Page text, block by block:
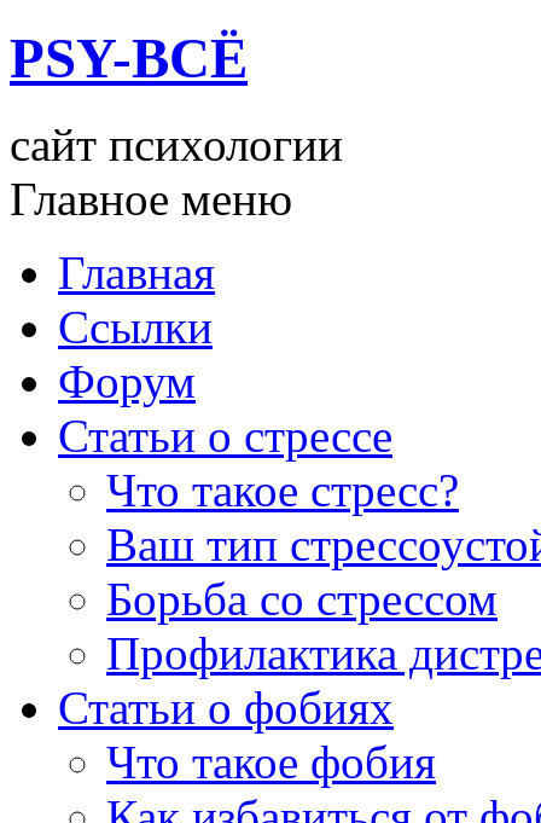
PSY-ВСЁ
сайт психологии
Главное меню
Главная
Ссылки
Форум
Статьи о стрессе
Что такое стресс?
Ваш тип
Борьба со стрессом
Профилактика
Статьи о фобиях
Что такое фобия